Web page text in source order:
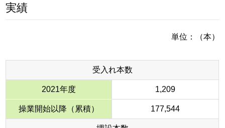
実績
単位：（本）
受入れ本数
2021年度 1,209
操業開始以降（累積） 177,544